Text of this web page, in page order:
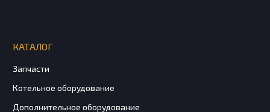
КАТАЛОГ
Запчасти
Котельное оборудование
Дополнительное оборудование